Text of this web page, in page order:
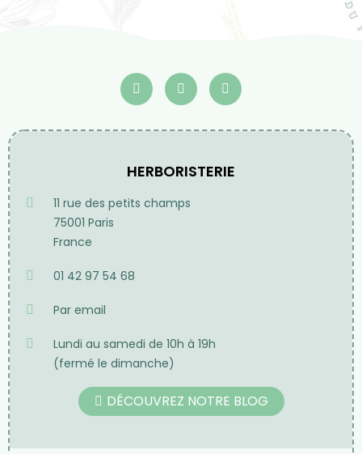
HERBORISTERIE
11 rue des petits champs
75001 Paris
France
01 42 97 54 68
Par email
Lundi au samedi de 10h à 19h
(fermé le dimanche)
DÉCOUVREZ NOTRE BLOG